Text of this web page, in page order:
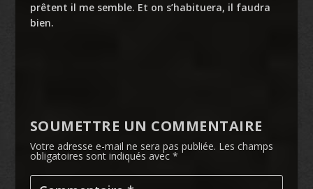
prêtent il me semble. Et on s’habituera, il faudra
bien.
SOUMETTRE UN COMMENTAIRE
Votre adresse e-mail ne sera pas publiée. Les champs
obligatoires sont indiqués avec *